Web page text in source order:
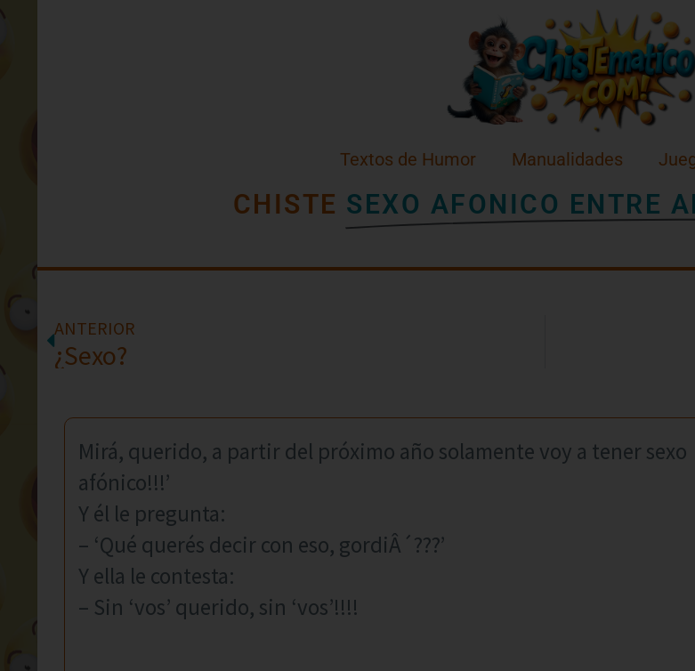
Textos de Humor Manualidades
CHISTE SEXO AFONICO ENTRE
ANTERIOR
¿Sexo?
Mirá, querido, a partir del próximo año solamente voy a tener sexo
afónico!!!’
Y él le pregunta:
– ‘Qué querés decir con eso, gordiÂ´???’
Y ella le contesta:
– Sin ‘vos’ querido, sin ‘vos’!!!!